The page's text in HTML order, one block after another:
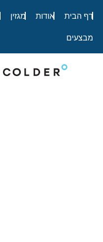
דף הבית
אודות מגזין
מבצעים